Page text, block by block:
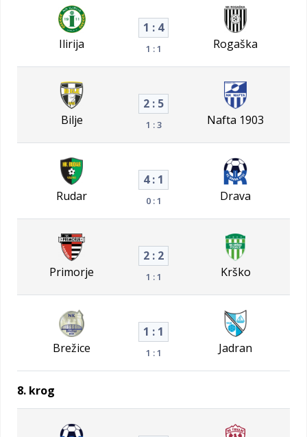
Ilirija
1 : 4
1 : 1 Rogaška
Bilje
2 : 5
1 : 3 Nafta 1903
Rudar
4 : 1
0 : 1 Drava
Primorje
2 : 2
1 : 1 Krško
Brežice
1 : 1
1 : 1 Jadran
8. krog